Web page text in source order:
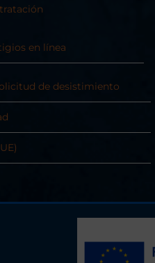
en línea
de desistimiento